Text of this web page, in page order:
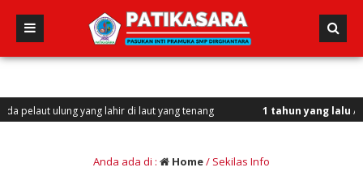
ulung yang lahir di laut yang tenang 1 tahun yang lalu/ Vini, Vidi,
Anda ada di : Home/ Sekilas Info